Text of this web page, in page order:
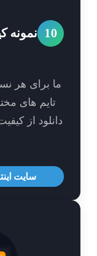
نمونه کیفیت
برای هر نسخه از
های مختلف آن
از کیفیت و
سایت اینترنتی